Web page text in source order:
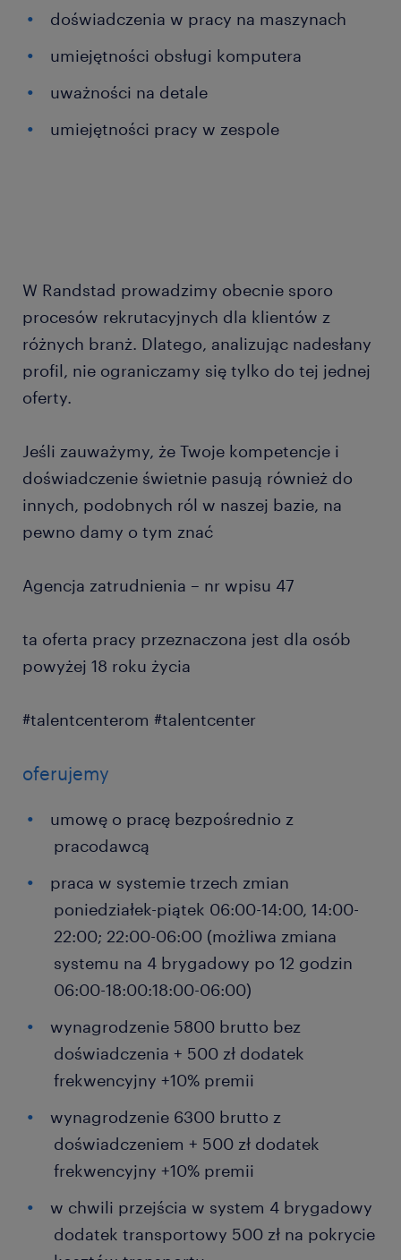
doświadczenia w pracy na maszynach
umiejętności obsługi komputera
uważności na detale
umiejętności pracy w zespole
W Randstad prowadzimy obecnie sporo
procesów rekrutacyjnych dla klientów z
różnych branż. Dlatego, analizując nadesłany
profil, nie ograniczamy się tylko do tej jednej
oferty.
Jeśli zauważymy, że Twoje kompetencje i
doświadczenie świetnie pasują również do
innych, podobnych ról w naszej bazie, na
pewno damy o tym znać
Agencja zatrudnienia – nr wpisu 47
ta oferta pracy przeznaczona jest dla osób
powyżej 18 roku życia
#talentcenterom #talentcenter
oferujemy
umowę o pracę bezpośrednio z
pracodawcą
praca w systemie trzech zmian
poniedziałek-piątek 06:00-14:00, 14:00-
22:00; 22:00-06:00 (możliwa zmiana
systemu na 4 brygadowy po 12 godzin
06:00-18:00:18:00-06:00)
wynagrodzenie 5800 brutto bez
doświadczenia + 500 zł dodatek
frekwencyjny +10% premii
wynagrodzenie 6300 brutto z
doświadczeniem + 500 zł dodatek
frekwencyjny +10% premii
w chwili przejścia w system 4 brygadowy
dodatek transportowy 500 zł na pokrycie